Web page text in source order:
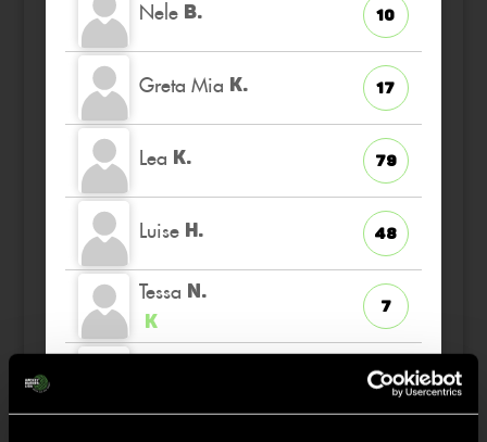
Nele B. 10
Greta Mia K. 17
Lea K. 79
Luise H. 48
Tessa N.
K
7
Carlotta
37